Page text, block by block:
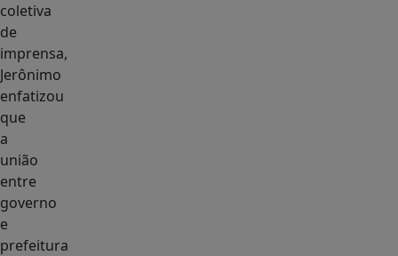
coletiva
de
imprensa,
Jerônimo
enfatizou
que
a
união
entre
governo
e
prefeitura